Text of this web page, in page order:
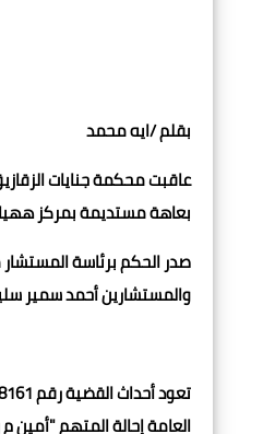
بقلم /ايه محمد
بعاهة مستديمة بمركز
صدر الحكم برئاسة
والمستشارين أحمد سمير